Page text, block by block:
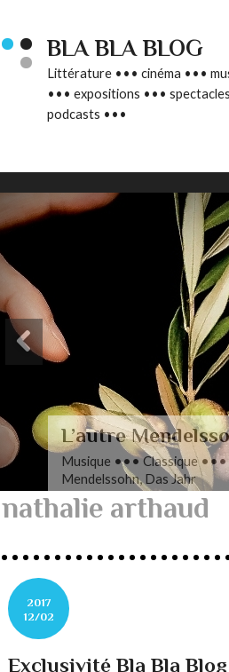
BLA BLA BLOG
Littérature ••• cinéma •••
••• expositions •••
podcasts •••
L’autre
Musique ••• Classique •••
Mendelssohn, Das Jahr
nathalie arthaud
2017
12/02
Exclusivité Bla Bla